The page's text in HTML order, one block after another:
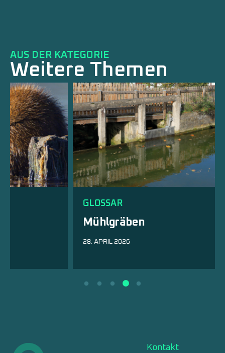
AUS DER KATEGORIE
Weitere Themen
Kontakt